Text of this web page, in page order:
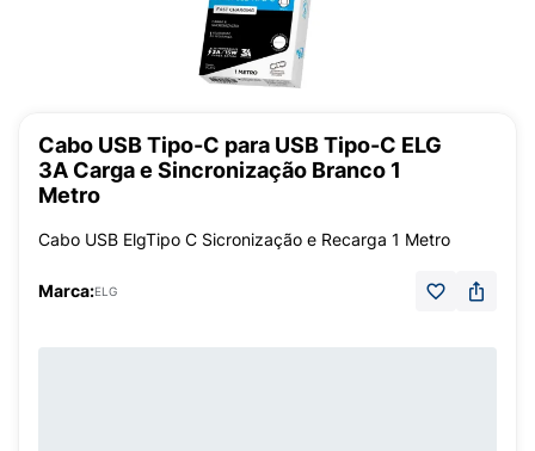
Cabo USB Tipo-C para USB Tipo-C ELG
3A Carga e Sincronização Branco 1
Metro
Cabo USB ElgTipo C Sicronização e Recarga 1 Metro
Marca:ELG